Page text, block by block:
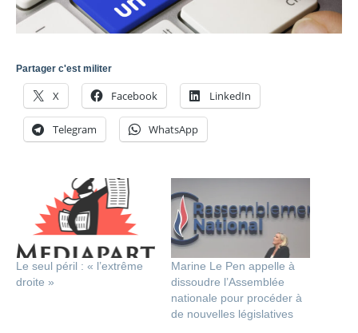
Partager c'est militer
X Facebook LinkedIn
Telegram WhatsApp
Le seul péril : « l’extrême
droite »
Marine Le Pen appelle à
dissoudre l’Assemblée
nationale pour procéder à
de nouvelles législatives